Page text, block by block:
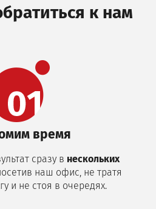
к нам
время
сразу в нескольких
наш офис, не тратя
и не стоя в очередях.